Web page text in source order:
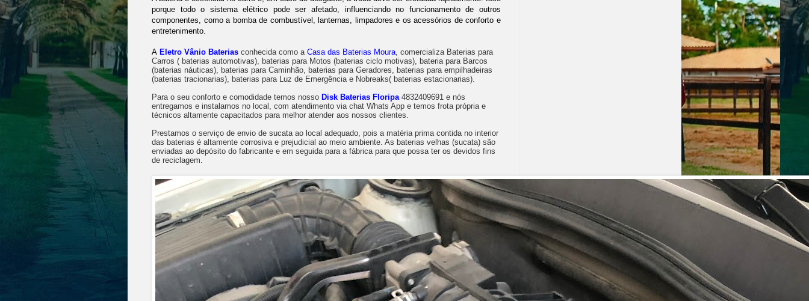
porque todo o sistema elétrico pode ser afetado, influenciando no funcionamento de outros
componentes, como a bomba de combustível, lanternas, limpadores e os acessórios de conforto e
entretenimento.
A Eletro Vânio Baterias conhecida como a Casa das Baterias Moura , comercializa Baterias para
Carros ( baterias automotivas), baterias para Motos (baterias ciclo motivas), bateria para Barcos
(baterias náuticas), baterias para Caminhão, baterias para Geradores, baterias para empilhadeiras
(baterias tracionarias), baterias para Luz de Emergência e Nobreaks( baterias estacionarias).
Para o seu conforto e comodidade temos nosso Disk Baterias Floripa 4832409691 e nós
entregamos e instalamos no local, com atendimento via chat Whats App e temos frota própria e
técnicos altamente capacitados para melhor atender aos nossos clientes.
Prestamos o serviço de envio de sucata ao local adequado, pois a matéria prima contida no interior
das baterias é altamente corrosiva e prejudicial ao meio ambiente. As baterias velhas (sucata) são
enviadas ao depósito do fabricante e em seguida para a fábrica para que possa ter os devidos fins
de reciclagem.